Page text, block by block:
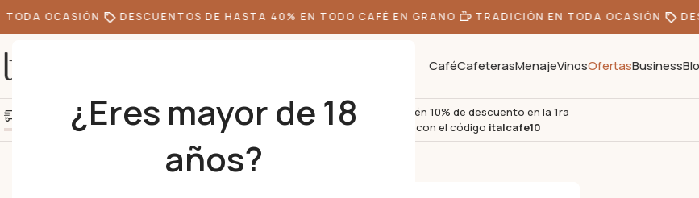
¿Eres mayor de 18
años?
OCASIÓN DESCUENTOS DE HASTA 40% EN TODO CAFÉ EN GRANO TRADICIÓN EN TODA OCASIÓN
CaféCafeterasMenajeVinosOfertasBusiness
Agrega S/300.00 más y obtén envío gratis +10k de clientes felices
Obtén 10% de descuento en la 1ra
compra con el código italcafe10
Frascos de Vidrio• SUPERBLOCK 3100 ml – Frasco de Vidrio